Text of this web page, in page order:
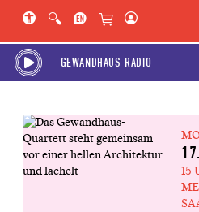
GEWANDHAUS RADIO
15